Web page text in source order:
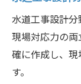
水道工事設計
現場対応力の
確に作成し、
す。